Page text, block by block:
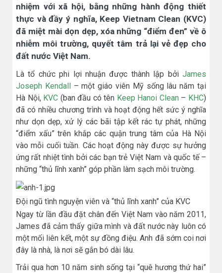
nhiệm với xã hội, bằng những hành động thiết
thực và đầy ý nghĩa, Keep Vietnam Clean (KVC)
đã miệt mài dọn dẹp, xóa những “điểm đen” về ô
nhiễm môi trường, quyết tâm trả lại vẻ đẹp cho
đất nước Việt Nam.
Là tổ chức phi lợi nhuận được thành lập bởi James
Joseph Kendall– một giáo viên Mỹ sống lâu năm tại
Hà Nội, KVC (ban đầu có tên Keep Hanoi Clean– KHC)
đã có nhiều chương trình và hoạt động hết sức ý nghĩa
như dọn dẹp, xử lý các bãi tập kết rác tự phát, những
“điểm xấu” trên khắp các quận trung tâm của Hà Nội
vào mỗi cuối tuần. Các hoạt động này được sự hưởng
ứng rất nhiệt tình bởi các bạn trẻ Việt Nam và quốc tế –
những “thủ lĩnh xanh” góp phần làm sạch môi trường.
Đội ngũ tình nguyện viên và “thủ lĩnh xanh” của KVC
Ngay từ lần đầu đặt chân đến Việt Nam vào năm 2011,
James đã cảm thấy giữa mình và đất nước này luôn có
một mối liên kết, một sự đồng điệu. Anh đã sớm coi nơi
đây là nhà, là nơi sẽ gắn bó dài lâu.
Trải qua hơn 10 năm sinh sống tại “quê hương thứ hai”